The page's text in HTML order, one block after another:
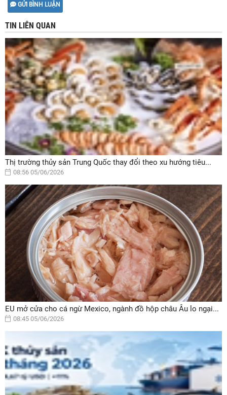
GỬI BÌNH LUẬN
TIN LIÊN QUAN
Thị trường thủy sản Trung Quốc thay đổi theo xu hướng tiêu...
08:56 05/06/2026
EU mở cửa cho cá ngừ Mexico, ngành đồ hộp châu Âu lo ngại...
08:45 05/06/2026